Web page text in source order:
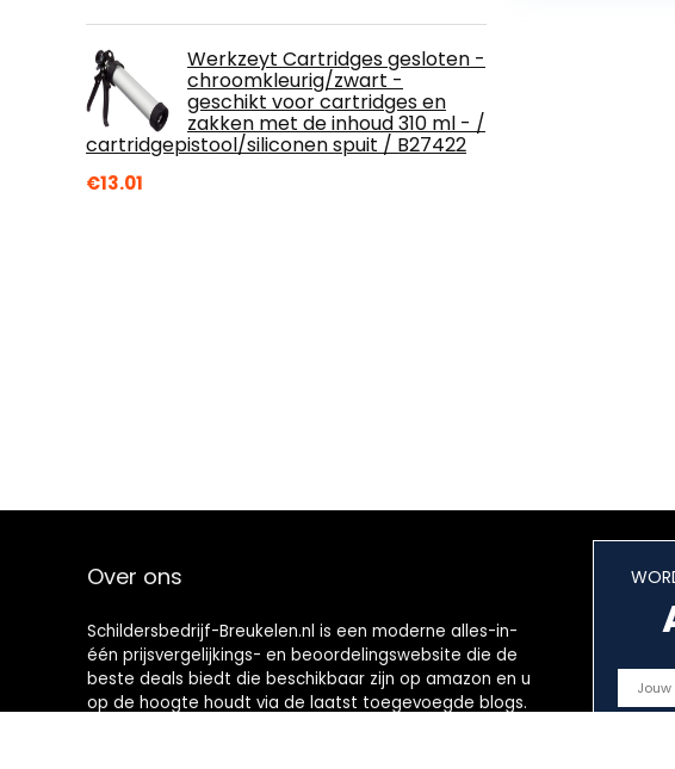
Werkzeyt Cartridges gesloten -
chroomkleurig/zwart -
geschikt voor cartridges en
zakken met de inhoud 310 ml - /
cartridgepistool/siliconen spuit / B27422
€13.01
Over ons
Schildersbedrijf-Breukelen.nl is een moderne alles-in-
één prijsvergelijkings- en beoordelingswebsite die de
beste deals biedt die beschikbaar zijn op amazon en u
op de hoogte houdt via de laatst toegevoegde blogs.